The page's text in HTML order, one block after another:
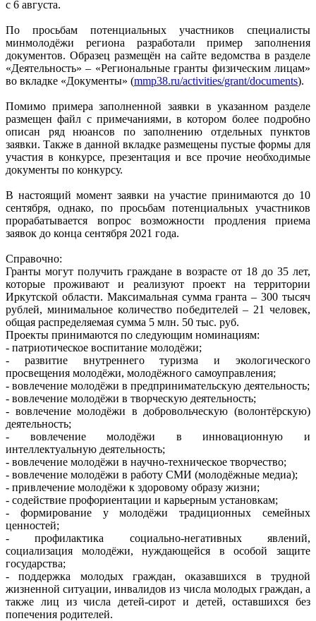
с 6 августа.
По просьбам потенциальных участников специалисты
минмолодёжи региона разработали пример заполнения
документов. Образец размещён на сайте ведомства в разделе
«Деятельность» – «Региональные гранты физическим лицам»
во вкладке «Документы» (mmp38.ru/activities/grant/documents).
Помимо примера заполненной заявки в указанном разделе
размещен файл с примечаниями, в котором более подробно
описан ряд нюансов по заполнению отдельных пунктов
заявки. Также в данной вкладке размещены пустые формы для
участия в конкурсе, презентация и все прочие необходимые
документы по конкурсу.
В настоящий момент заявки на участие принимаются до 10
сентября, однако, по просьбам потенциальных участников
прорабатывается вопрос возможности продления приема
заявок до конца сентября 2021 года.
Справочно:
Гранты могут получить граждане в возрасте от 18 до 35 лет,
которые проживают и реализуют проект на территории
Иркутской области. Максимальная сумма гранта – 300 тысяч
рублей, минимальное количество победителей – 21 человек,
общая распределяемая сумма 5 млн. 50 тыс. руб.
Проекты принимаются по следующим номинациям:
- патриотическое воспитание молодёжи;
- развитие внутреннего туризма и экологического
просвещения молодёжи, молодёжного самоуправления;
- вовлечение молодёжи в предпринимательскую деятельность;
- вовлечение молодёжи в творческую деятельность;
- вовлечение молодёжи в добровольческую (волонтёрскую)
деятельность;
- вовлечение молодёжи в инновационную и
интеллектуальную деятельность;
- вовлечение молодёжи в научно-техническое творчество;
- вовлечение молодёжи в работу СМИ (молодёжные медиа);
- привлечение молодёжи к здоровому образу жизни;
- содействие профориентации и карьерным установкам;
- формирование у молодёжи традиционных семейных
ценностей;
- профилактика социально-негативных явлений,
социализация молодёжи, нуждающейся в особой защите
государства;
- поддержка молодых граждан, оказавшихся в трудной
жизненной ситуации, инвалидов из числа молодых граждан, а
также лиц из числа детей-сирот и детей, оставшихся без
попечения родителей.